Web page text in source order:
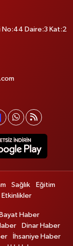
No:44 Daire:3 Kat:2
Sağlık
Eğitim
Etkinlikler
Bayat Haber
Dinar Haber
İhsaniye Haber